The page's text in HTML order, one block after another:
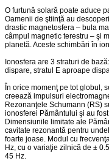
O furtună solară poate aduce
Oamenii de ştiinţă au
drastic magnetosfera – bula
câmpul magnetic terestru – şi
planetă. Aceste schimbări în
Ionosfera are 3 straturi de
dispare, stratul E aproape
În orice momenţ pe tot globul,
creează impulsuri
Rezonanţele Schumann (RS)
ionosferei Pământului şi au
Dimensiunile limitate ale
cavitate rezonantă pentru
foarte joase. Modul cu
Hz, cu o variaţie zilnică de ±
45 Hz.